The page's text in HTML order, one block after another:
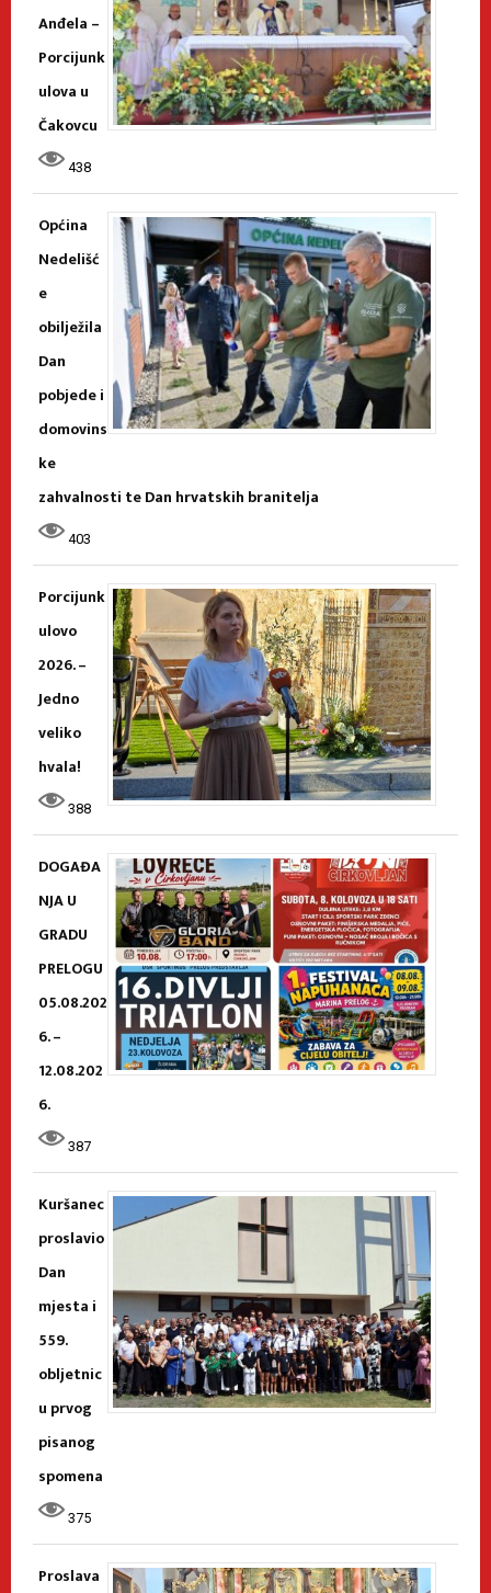
Anđela –
Porcijunk
ulova u
Čakovcu
438
Općina
Nedelišć
e
obilježila
Dan
pobjede i
domovins
ke
zahvalnosti te Dan hrvatskih branitelja
403
Porcijunk
ulovo
2026. –
Jedno
veliko
hvala!
388
DOGAĐA
NJA U
GRADU
PRELOGU
05.08.202
6. –
12.08.202
6.
387
Kuršanec
proslavio
Dan
mjesta i
559.
obljetnic
u prvog
pisanog
spomena
375
Proslava